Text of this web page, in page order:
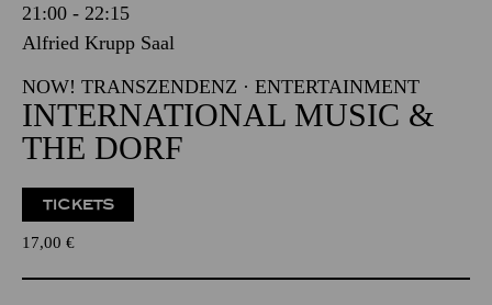
21:00 - 22:15
Alfried Krupp Saal
NOW! TRANSZENDENZ · ENTERTAINMENT
INTERNATIONAL MUSIC &
THE DORF
TICKETS
17,00 €